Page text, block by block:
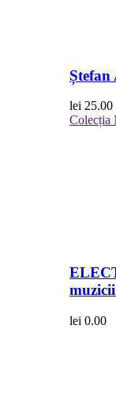
lei 25.00
Colecția
lei 0.00